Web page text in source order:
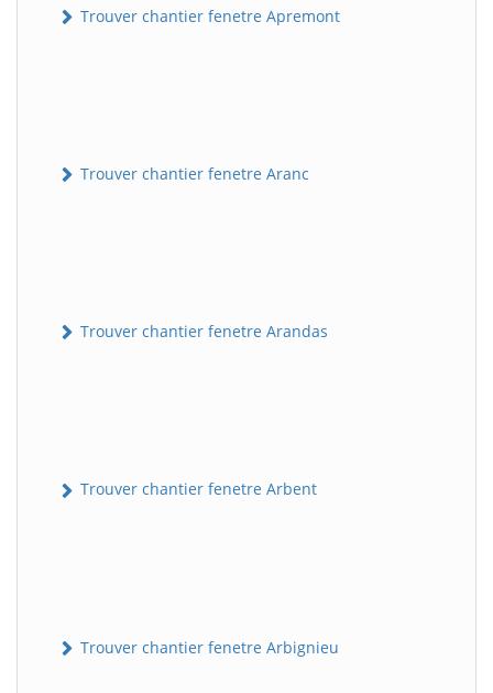
Trouver chantier fenetre Apremont
Trouver chantier fenetre Aranc
Trouver chantier fenetre Arandas
Trouver chantier fenetre Arbent
Trouver chantier fenetre Arbignieu